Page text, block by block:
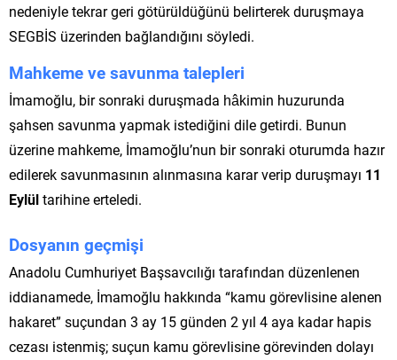
nedeniyle tekrar geri götürüldüğünü belirterek duruşmaya
SEGBİS üzerinden bağlandığını söyledi.
Mahkeme ve savunma talepleri
İmamoğlu, bir sonraki duruşmada hâkimin huzurunda
şahsen savunma yapmak istediğini dile getirdi. Bunun
üzerine mahkeme, İmamoğlu’nun bir sonraki oturumda hazır
edilerek savunmasının alınmasına karar verip duruşmayı 11
Eylültarihine erteledi.
Dosyanın geçmişi
Anadolu Cumhuriyet Başsavcılığı tarafından düzenlenen
iddianamede, İmamoğlu hakkında “kamu görevlisine alenen
hakaret” suçundan 3 ay 15 günden 2 yıl 4 aya kadar hapis
cezası istenmiş; suçun kamu görevlisine görevinden dolayı